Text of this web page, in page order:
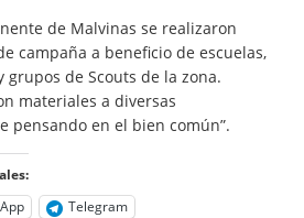
de Malvinas se realizaron
campaña a beneficio de escuelas,
de Scouts de la zona.
materiales a diversas
pensando en el bien común”.
Telegram